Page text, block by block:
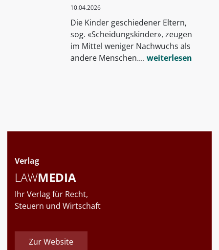
10.04.2026
Die Kinder geschiedener Eltern,
sog. «Scheidungskinder», zeugen
im Mittel weniger Nachwuchs als
andere Menschen.... weiterlesen
Verlag
LAWMEDIA
Ihr Verlag für Recht,
Steuern und Wirtschaft
Zur Website